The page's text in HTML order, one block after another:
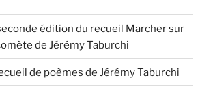
édition du recueil Marcher sur
de Jérémy Taburchi
de poèmes de Jérémy Taburchi